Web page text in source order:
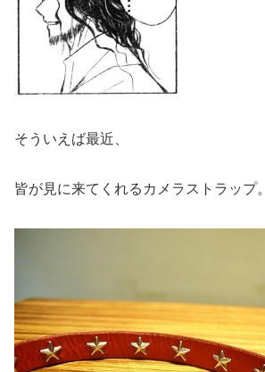
そういえば最近、
皆が見に来てくれるカメラストラップ。